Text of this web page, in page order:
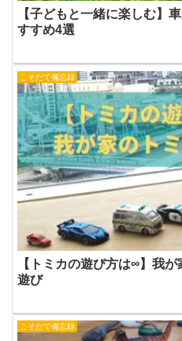
【子どもと一緒に楽しむ】
すすめ4選
こそだて備忘録
【トミカの遊び方は∞】我
遊び
こそだて備忘録